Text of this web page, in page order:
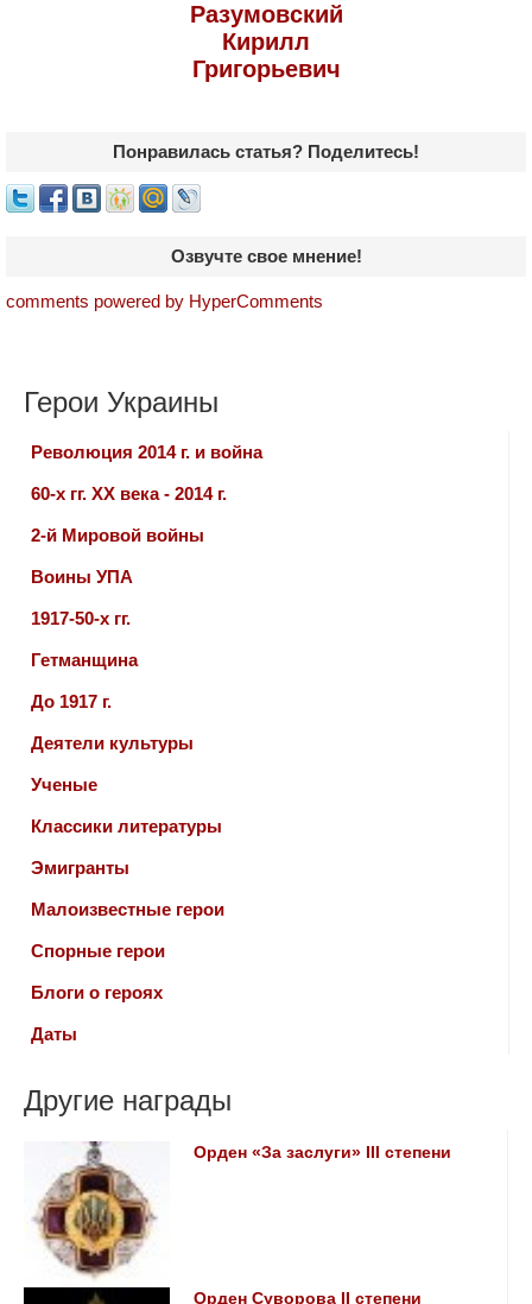
Разумовский
Кирилл
Григорьевич
Понравилась статья? Поделитесь!
Озвучте свое мнение!
comments powered by HyperComments
Герои Украины
Революция 2014 г. и война
60-х гг. ХХ века - 2014 г.
2-й Мировой войны
Воины УПА
1917-50-х гг.
Гетманщина
До 1917 г.
Деятели культуры
Ученые
Классики литературы
Эмигранты
Малоизвестные герои
Спорные герои
Блоги о героях
Даты
Другие награды
Орден «За заслуги» ІІІ степени
Орден Суворова II степени